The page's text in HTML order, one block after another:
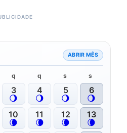
ABRIR MÊS
q q s s
3
🌖
4
🌖
5
🌖
6
🌖
10
🌘
11
🌘
12
🌘
13
🌘